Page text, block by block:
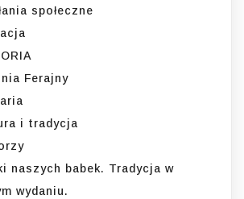
społeczne
Ferajny
i tradycja
naszych babek. Tradycja w
wydaniu.